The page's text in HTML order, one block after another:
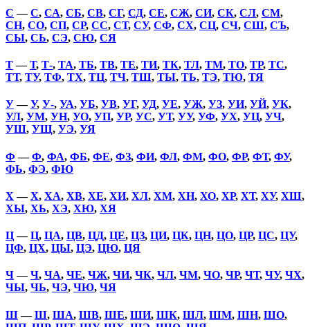
С —С, СА, СБ, СВ, СГ, СД, СЕ, СЖ, СИ, СК, СЛ, СМ,
СН, СО, СП, СР, СС, СТ, СУ, СФ, СХ, СЦ, СЧ, СШ, СЪ,
СЫ, СЬ, СЭ, СЮ, СЯ
Т—Т, Т-, ТА, ТБ, ТВ, ТЕ, ТИ, ТК, ТЛ, ТМ, ТО, ТР, ТС,
ТТ, ТУ, ТФ, ТХ, ТЦ, ТЧ, ТШ, ТЫ, ТЬ, ТЭ, ТЮ, ТЯ
У—У, У-, УА, УБ, УВ, УГ, УД, УЕ, УЖ, УЗ, УИ, УЙ, УК,
УЛ, УМ, УН, УО, УП, УР, УС, УТ, УУ, УФ, УХ, УЦ, УЧ,
УШ, УЩ, УЭ, УЯ
Ф —Ф, ФА, ФБ, ФЕ, ФЗ, ФИ, ФЛ, ФМ, ФО, ФР, ФТ, ФУ,
ФЬ, ФЭ, ФЮ
Х —Х, ХА, ХВ, ХЕ, ХИ, ХЛ, ХМ, ХН, ХО, ХР, ХТ, ХУ, ХШ,
ХЫ, ХЬ, ХЭ, ХЮ, ХЯ
Ц—Ц, ЦА, ЦВ, ЦД, ЦЕ, ЦЗ, ЦИ, ЦК, ЦН, ЦО, ЦР, ЦС, ЦУ,
ЦФ, ЦХ, ЦЫ, ЦЭ, ЦЮ, ЦЯ
Ч—Ч, ЧА, ЧЕ, ЧЖ, ЧИ, ЧК, ЧЛ, ЧМ, ЧО, ЧР, ЧТ, ЧУ, ЧХ,
ЧЫ, ЧЬ, ЧЭ, ЧЮ, ЧЯ
Ш—Ш, ША, ШВ, ШЕ, ШИ, ШК, ШЛ, ШМ, ШН, ШО,